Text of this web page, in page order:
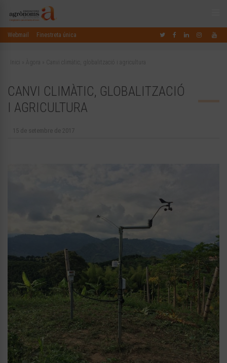
Webmail Finestreta única
Inici Àgora Canvi climàtic, globalització i agricultura
CANVI CLIMÀTIC, GLOBALITZACIÓ
I AGRICULTURA
15 de setembre de 2017